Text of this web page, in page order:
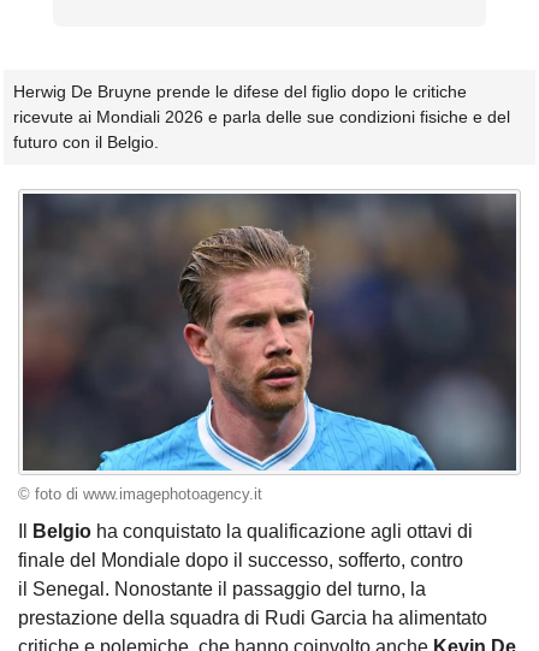
Herwig De Bruyne prende le difese del figlio dopo le critiche
ricevute ai Mondiali 2026 e parla delle sue condizioni fisiche e del
futuro con il Belgio.
© foto di www.imagephotoagency.it
Belgio ha conquistato la qualificazione agli ottavi di
finale del Mondiale dopo il successo, sofferto, contro
il Senegal. Nonostante il passaggio del turno, la
prestazione della squadra di Rudi Garcia ha alimentato